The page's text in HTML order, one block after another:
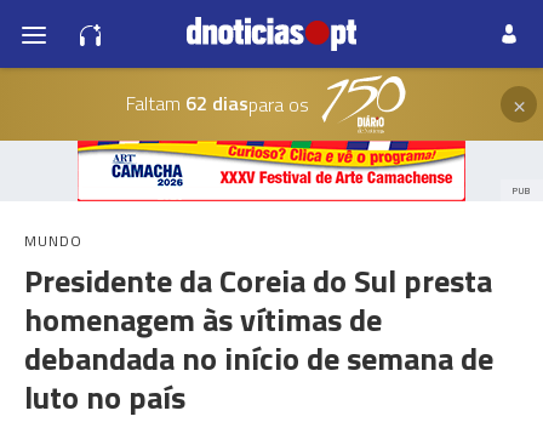
Faltam 62 diaspara os ×
PUB
MUNDO
Presidente da Coreia do Sul presta
homenagem às vítimas de
debandada no início de semana de
luto no país